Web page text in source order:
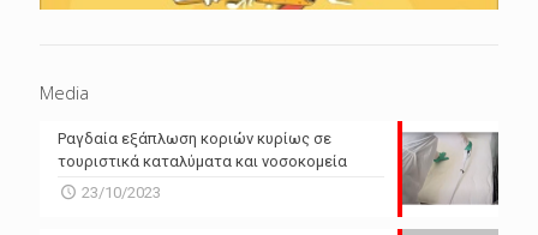
Media
Ραγδαία εξάπλωση κοριών κυρίως σε
τουριστικά καταλύματα και νοσοκομεία
23/10/2023